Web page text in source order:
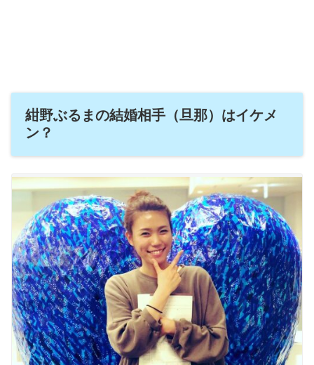
紺野ぶるまの結婚相手（旦那）はイケメ
ン？